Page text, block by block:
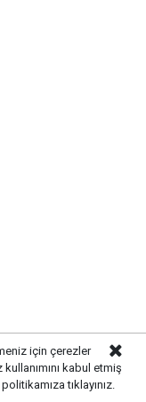
için çerezler
kabul etmiş
tıklayınız.